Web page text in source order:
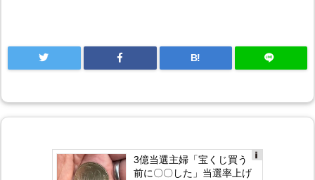
B!
3億当選主婦「宝くじ買う
前に〇〇した」当選率上げ